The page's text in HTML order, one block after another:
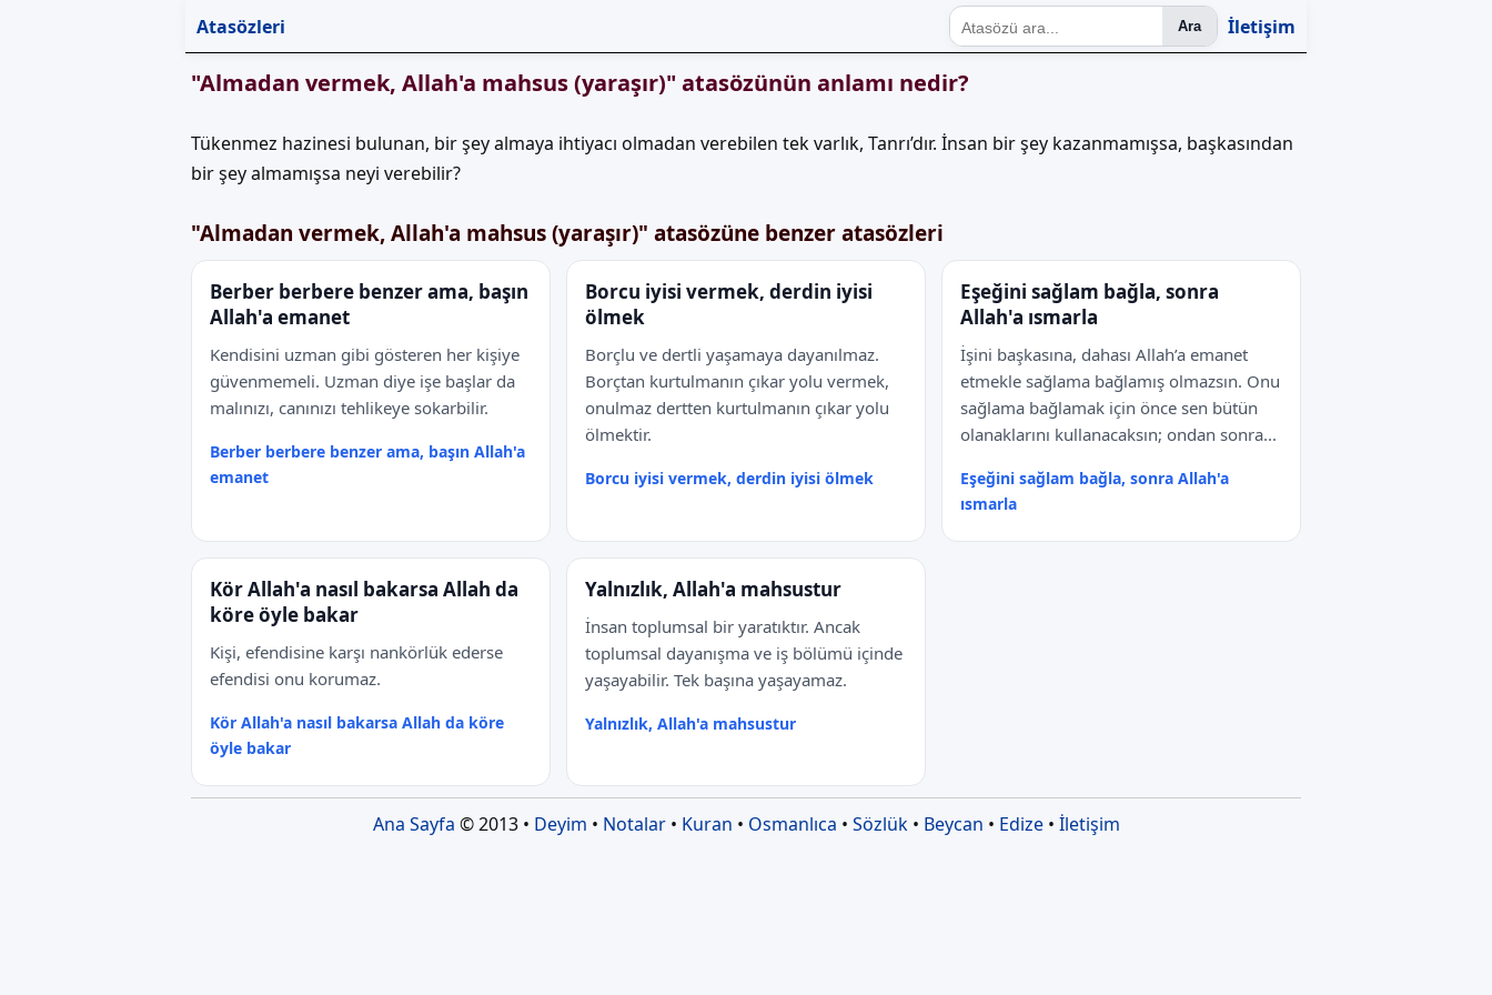
Atasözleri Ara İletişim
"Almadan vermek, Allah'a mahsus (yaraşır)" atasözünün anlamı nedir?
Tükenmez hazinesi bulunan, bir şey almaya ihtiyacı olmadan verebilen tek varlık, Tanrı’dır. İnsan bir şey kazanmamışsa, başkasından
bir şey almamışsa neyi verebilir?
"Almadan vermek, Allah'a mahsus (yaraşır)" atasözüne benzer atasözleri
Berber berbere benzer ama, başın
Allah'a emanet
Kendisini uzman gibi gösteren her kişiye
güvenmemeli. Uzman diye işe başlar da
malınızı, canınızı tehlikeye sokarbilir.
Berber berbere benzer ama, başın Allah'a
emanet
Borcu iyisi vermek, derdin iyisi
ölmek
Borçlu ve dertli yaşamaya dayanılmaz.
Borçtan kurtulmanın çıkar yolu vermek,
onulmaz dertten kurtulmanın çıkar yolu
ölmektir.
Borcu iyisi vermek, derdin iyisi ölmek
Eşeğini sağlam bağla, sonra
Allah'a ısmarla
İşini başkasına, dahası Allah’a emanet
etmekle sağlama bağlamış olmazsın. Onu
sağlama bağlamak için önce sen bütün
olanaklarını kullanacaksın; ondan sonra...
Eşeğini sağlam bağla, sonra Allah'a
ısmarla
Kör Allah'a nasıl bakarsa Allah da
köre öyle bakar
Kişi, efendisine karşı nankörlük ederse
efendisi onu korumaz.
Kör Allah'a nasıl bakarsa Allah da köre
öyle bakar
Yalnızlık, Allah'a mahsustur
İnsan toplumsal bir yaratıktır. Ancak
toplumsal dayanışma ve iş bölümü içinde
yaşayabilir. Tek başına yaşayamaz.
Yalnızlık, Allah'a mahsustur
Ana Sayfa © 2013 • Deyim • Notalar• Kuran • Osmanlıca • Sözlük• Beycan • Edize• İletişim